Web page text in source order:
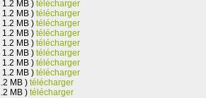
MB ) télécharger
MB ) télécharger
MB ) télécharger
MB ) télécharger
MB ) télécharger
MB ) télécharger
MB ) télécharger
MB ) télécharger
MB ) télécharger
MB ) télécharger